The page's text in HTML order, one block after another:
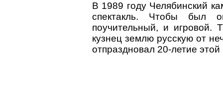
В 1989 году Челябинский
спектакль. Чтобы
поучительный, и игровой.
кузнец землю русскую от
отпраздновал 20-летие